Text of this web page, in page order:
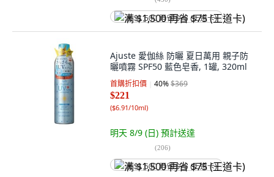
满 $1,500 再省 $75 (王道卡)
Ajuste 愛伽絲 防曬 夏日萬用 親子防
曬噴霧 SPF50 藍色皂香, 1罐, 320ml
首購折扣價 40%$369
$221
($6.91/10ml)
明天 8/9 (日) 預計送達
(206)
满 $1,500 再省 $75 (王道卡)